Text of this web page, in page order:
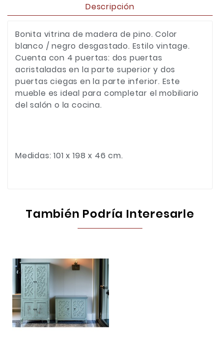
Descripción
Bonita vitrina de madera de pino. Color
blanco / negro desgastado. Estilo vintage.
Cuenta con 4 puertas: dos puertas
acristaladas en la parte superior y dos
puertas ciegas en la parte inferior. Este
mueble es ideal para completar el mobiliario
del salón o la cocina.
Medidas: 101 x 198 x 46 cm.
También Podría Interesarle